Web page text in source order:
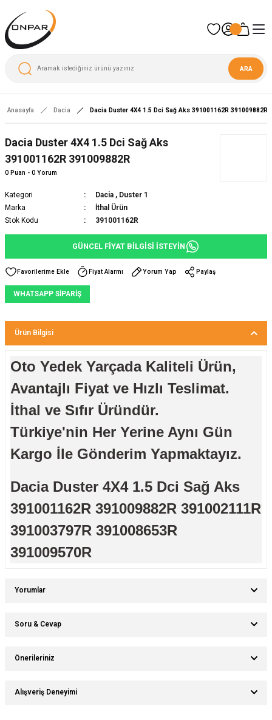
ARA
Anasayfa Dacia Dacia Duster 4X4 1.5 Dci Sağ Aks 391001162R 391009882R
Dacia Duster 4X4 1.5 Dci Sağ Aks
391001162R 391009882R
0 Puan - 0 Yorum
Kategori Dacia , Duster 1
Marka
İthal Ürün
Stok Kodu
391001162R
GÜNCEL FİYAT BİLGİSİ İSTEYİN
Fiyat Alarmı Yorum Yap Paylaş
WHATSAPP SİPARİŞ
Ürün Bilgisi
Oto Yedek Yarçada Kaliteli Ürün,
Avantajlı Fiyat ve Hızlı Teslimat.
İthal ve Sıfır Üründür.
Türkiye'nin Her Yerine Aynı Gün
Kargo İle Gönderim Yapmaktayız.
Dacia Duster 4X4 1.5 Dci Sağ Aks
391001162R 391009882R 391002111R
391003797R 391008653R
391009570R
Yorumlar
Soru & Cevap
Önerileriniz
Bu ürünün fiyat bilgisi, resim, ürün açıklamalarında ve diğer konularda
yetersiz gördüğünüz noktaları öneri formunu kullanarak tarafımıza
Alışveriş Deneyimi